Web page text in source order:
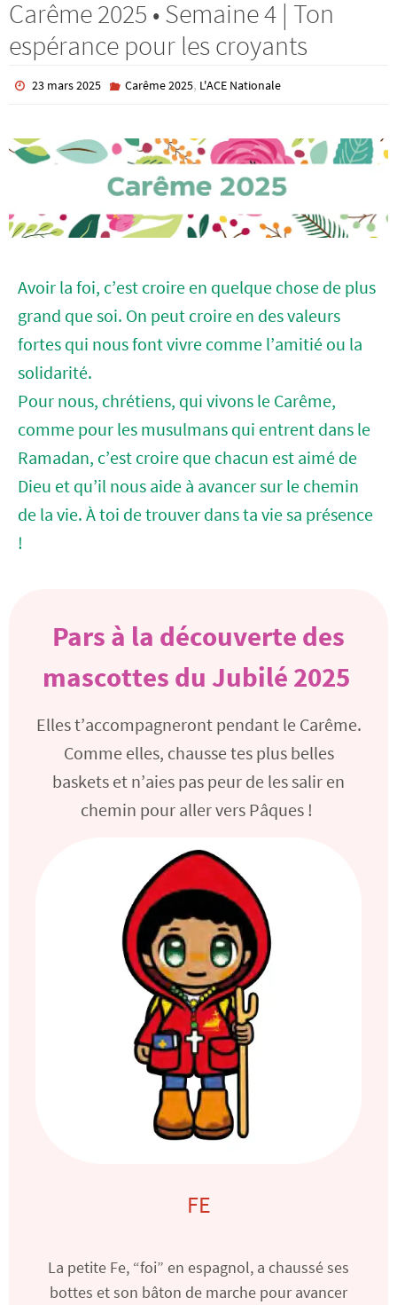
Carême 2025 • Semaine 4 | Ton
espérance pour les croyants
23 mars 2025 Carême 2025, L'ACE Nationale
Avoir la foi, c’est croire en quelque chose de plus
grand que soi. On peut croire en des valeurs
fortes qui nous font vivre comme l’amitié ou la
solidarité.
Pour nous, chrétiens, qui vivons le Carême,
comme pour les musulmans qui entrent dans le
Ramadan, c’est croire que chacun est aimé de
Dieu et qu’il nous aide à avancer sur le chemin
de la vie. À toi de trouver dans ta vie sa présence
!
Pars à la découverte des
mascottes du Jubilé 2025
Elles t’accompagneront pendant le Carême.
Comme elles, chausse tes plus belles
baskets et n’aies pas peur de les salir en
chemin pour aller vers Pâques !
FE
La petite Fe, “foi” en espagnol, a chaussé ses
bottes et son bâton de marche pour avancer